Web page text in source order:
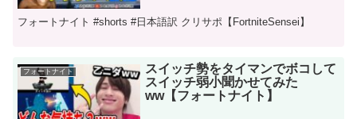
フォートナイト #shorts #日本語訳 クリサポ【FortniteSensei】
フォートナイト
スイッチ勢をタイマンでボコして
スイッチ弱小聞かせてみた
ww【フォートナイト】